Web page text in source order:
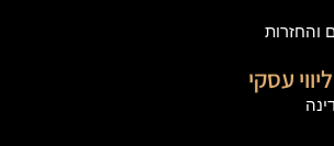
והחזרות
עסקי